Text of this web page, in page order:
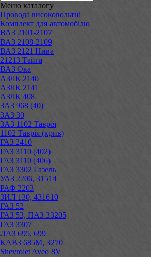
Меню каталогу
Провода високовольтні
Комплект для автомобілю
ВАЗ 2101-2107
ВАЗ 2108-2109
ВАЗ 2121 Нива
21213 Тайга
ВАЗ Ока
АЗЛК 2140
АЗЛК 2141
АЗЛК 408
ЗАЗ 968 (40)
ЗАЗ 30
ЗАЗ 1102 Таврія
1102 Таврія (крив)
ГАЗ 2410
ГАЗ 3110 (402)
ГАЗ 3110 (406)
ГАЗ 3302 Газель
УАЗ 2206, 31514
РАФ 2203
ЗИЛ 130, 431610
ГАЗ 52
ГАЗ 53, ПАЗ 33205
ГАЗ 3307
ЛАЗ 695, 699
КАВЗ 685М, 3270
Shevrolet Aveo 8V